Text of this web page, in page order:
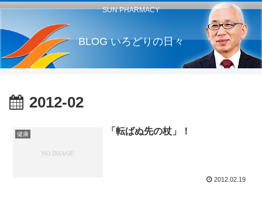
SUN PHARMACY
BLOG いろどりの日々
2012-02
健康 「転ばぬ先の杖」！
2012.02.19